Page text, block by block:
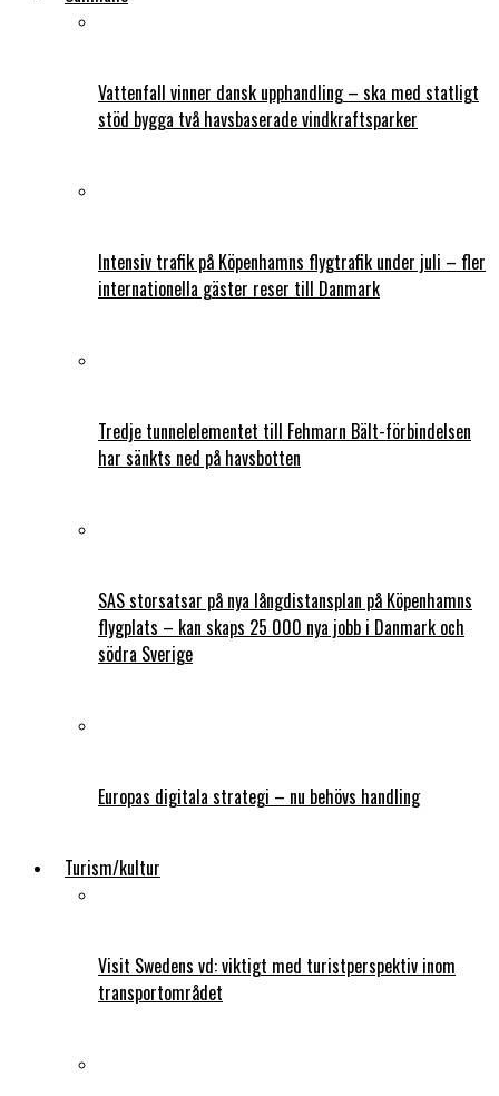
Vattenfall vinner dansk upphandling – ska med statligt
stöd bygga två havsbaserade vindkraftsparker
Intensiv trafik på Köpenhamns flygtrafik under juli – fler
internationella gäster reser till Danmark
Tredje tunnelelementet till Fehmarn Bält-förbindelsen
har sänkts ned på havsbotten
SAS storsatsar på nya långdistansplan på Köpenhamns
flygplats – kan skaps 25 000 nya jobb i Danmark och
södra Sverige
Europas digitala strategi – nu behövs handling
Turism/kultur
Visit Swedens vd: viktigt med turistperspektiv inom
transportområdet